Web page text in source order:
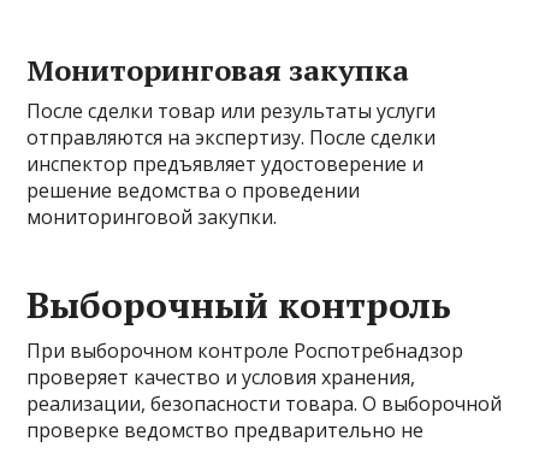
Мониторинговая закупка
После сделки товар или результаты услуги
отправляются на экспертизу. После сделки
инспектор предъявляет удостоверение и
решение ведомства о проведении
мониторинговой закупки.
Выборочный контроль
При выборочном контроле Роспотребнадзор
проверяет качество и условия хранения,
реализации, безопасности товара. О выборочной
проверке ведомство предварительно не